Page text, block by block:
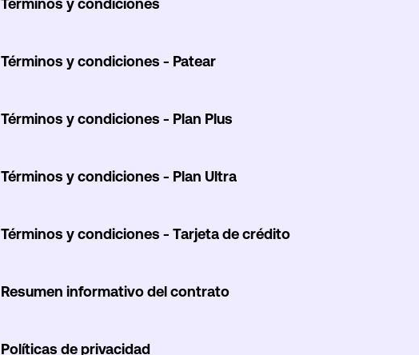
Términos y condiciones
Términos y condiciones - Patear
Términos y condiciones - Plan Plus
Términos y condiciones - Plan Ultra
Términos y condiciones - Tarjeta de crédito
Resumen informativo del contrato
Políticas de privacidad